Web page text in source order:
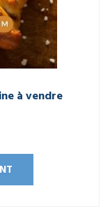
à vendre